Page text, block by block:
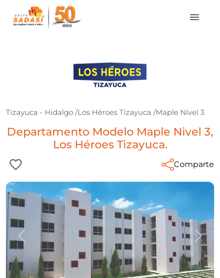
Tizayuca - Hidalgo /Los Héroes Tizayuca /Maple Nivel 3
Departamento Modelo Maple Nivel 3,
Los Héroes Tizayuca.
Comparte
Anterior